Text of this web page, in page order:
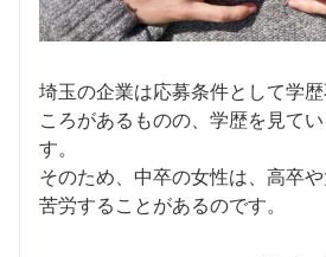
埼玉の企業は応募条件として学
ころがあるものの、学歴を見て
す。
そのため、中卒の女性は、高卒
苦労することがあるのです。